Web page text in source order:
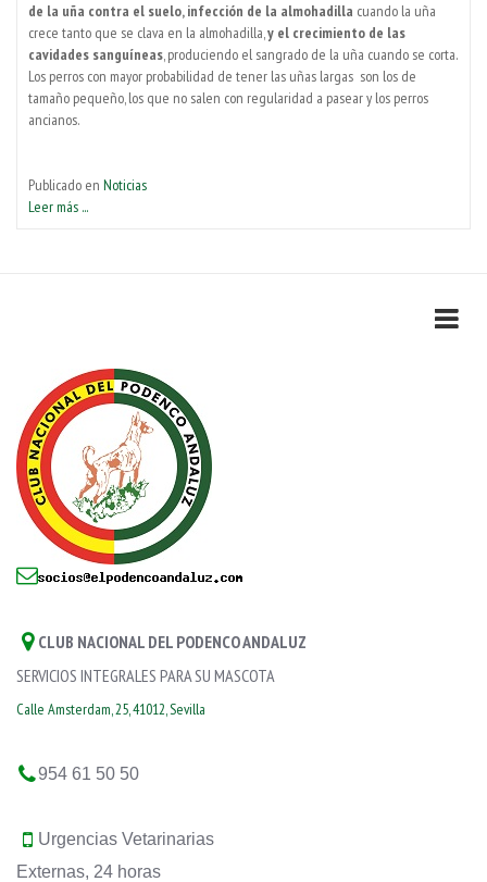
de la uña contra el suelo, infección de la almohadilla cuando la uña
crece tanto que se clava en la almohadilla,y el crecimiento de las
cavidades sanguíneas, produciendo el sangrado de la uña cuando se corta.
Los perros con mayor probabilidad de tener las uñas largas son los de
tamaño pequeño, los que no salen con regularidad a pasear y los perros
ancianos.
Publicado en Noticias
Leer más ...
CLUB NACIONAL DEL PODENCO ANDALUZ
SERVICIOS INTEGRALES PARA SU MASCOTA
Calle Amsterdam, 25, 41012, Sevilla
954 61 50 50
Urgencias Vetarinarias
Externas, 24 horas